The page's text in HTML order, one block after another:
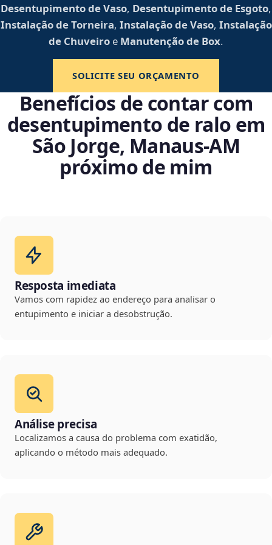
Desentupimento de Vaso, Desentupimento de Esgoto,
Instalação de Torneira, Instalação de Vaso, Instalação
de Chuveiro e Manutenção de Box.
SOLICITE SEU ORÇAMENTO
Benefícios de contar com
desentupimento de ralo em
São Jorge, Manaus‑AM
próximo de mim
Resposta imediata
Vamos com rapidez ao endereço para analisar o
entupimento e iniciar a desobstrução.
Análise precisa
Localizamos a causa do problema com exatidão,
aplicando o método mais adequado.